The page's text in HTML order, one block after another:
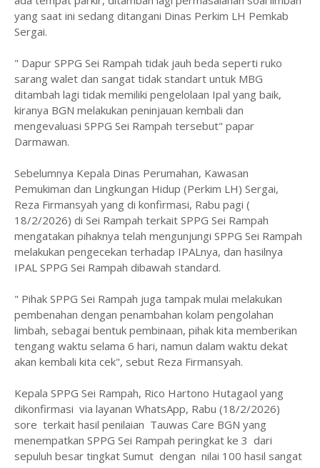
yang saat ini sedang ditangani Dinas Perkim LH Pemkab
Sergai.
" Dapur SPPG Sei Rampah tidak jauh beda seperti ruko
sarang walet dan sangat tidak standart untuk MBG
ditambah lagi tidak memiliki pengelolaan Ipal yang baik,
kiranya BGN melakukan peninjauan kembali dan
mengevaluasi SPPG Sei Rampah tersebut" papar
Darmawan.
Sebelumnya Kepala Dinas Perumahan, Kawasan
Pemukiman dan Lingkungan Hidup (Perkim LH) Sergai,
Reza Firmansyah yang di konfirmasi, Rabu pagi (
18/2/2026) di Sei Rampah terkait SPPG Sei Rampah
mengatakan pihaknya telah mengunjungi SPPG Sei Rampah
melakukan pengecekan terhadap IPALnya, dan hasilnya
IPAL SPPG Sei Rampah dibawah standard.
" Pihak SPPG Sei Rampah juga tampak mulai melakukan
pembenahan dengan penambahan kolam pengolahan
limbah, sebagai bentuk pembinaan, pihak kita memberikan
tengang waktu selama 6 hari, namun dalam waktu dekat
akan kembali kita cek", sebut Reza Firmansyah.
Kepala SPPG Sei Rampah, Rico Hartono Hutagaol yang
dikonfirmasi via layanan WhatsApp, Rabu (18/2/2026)
sore terkait hasil penilaian Tauwas Care BGN yang
menempatkan SPPG Sei Rampah peringkat ke 3 dari
sepuluh besar tingkat Sumut dengan nilai 100 hasil sangat